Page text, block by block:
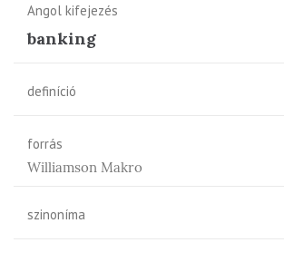
Angol kifejezés
banking
definíció
forrás
Williamson Makro
szinoníma